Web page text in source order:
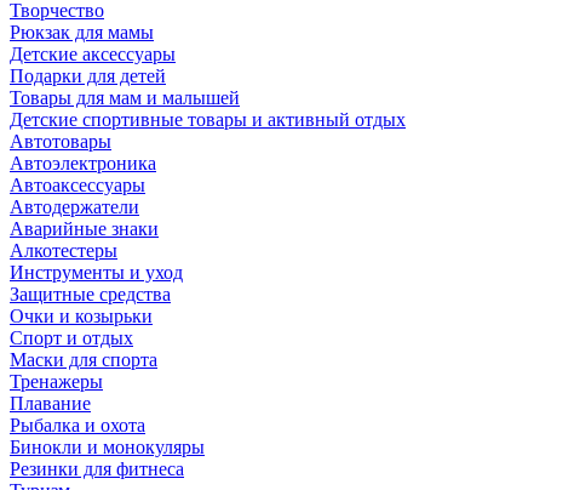
Творчество
Рюкзак для мамы
Детские аксессуары
Подарки для детей
Товары для мам и малышей
Детские спортивные товары и активный отдых
Автотовары
Автоэлектроника
Автоаксессуары
Автодержатели
Аварийные знаки
Алкотестеры
Инструменты и уход
Защитные средства
Очки и козырьки
Спорт и отдых
Маски для спорта
Тренажеры
Плавание
Рыбалка и охота
Бинокли и монокуляры
Резинки для фитнеса